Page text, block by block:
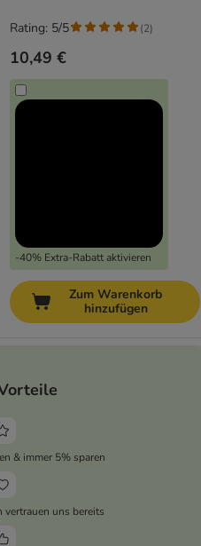
10,49 €
-40% Extra-Rabatt aktivieren
Rating: 5/5 (2)
Zum Warenkorb
hinzufügen
& immer 5% sparen
vertrauen uns bereits